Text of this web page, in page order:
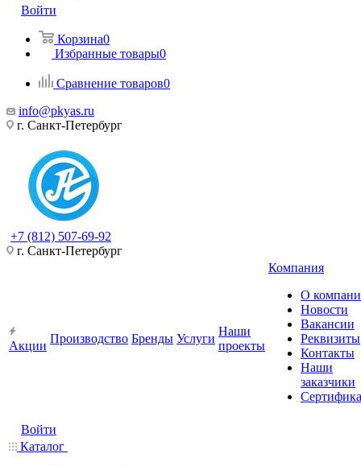
Войти
Корзина0
Избранные товары0
Сравнение товаров0
info@pkyas.ru
г. Санкт-Петербург
+7 (812) 507-69-92
г. Санкт-Петербург
Акции
Производство Бренды Услуги
Наши
проекты
Компания
О
Новости
Вакансии
Реквизиты
Контакты
Наши
заказчики
Войти
Каталог